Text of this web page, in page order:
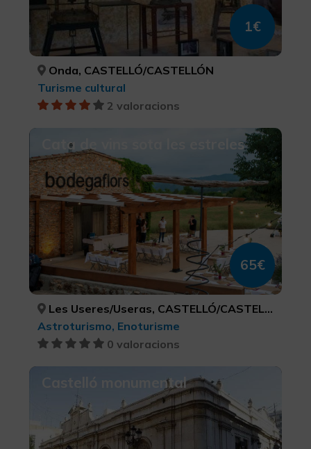
1€
Onda, CASTELLÓ/CASTELLÓN
Turisme cultural
2 valoracions
Cata de vins sota les estreles
65€
Les Useres/Useras, CASTELLÓ/CASTELLÓN
Astroturismo, Enoturisme
0 valoracions
Castelló monumental